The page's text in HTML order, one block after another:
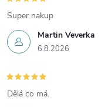
Martin Veverka
6.8.2026
Super nakup
Dělá co má.